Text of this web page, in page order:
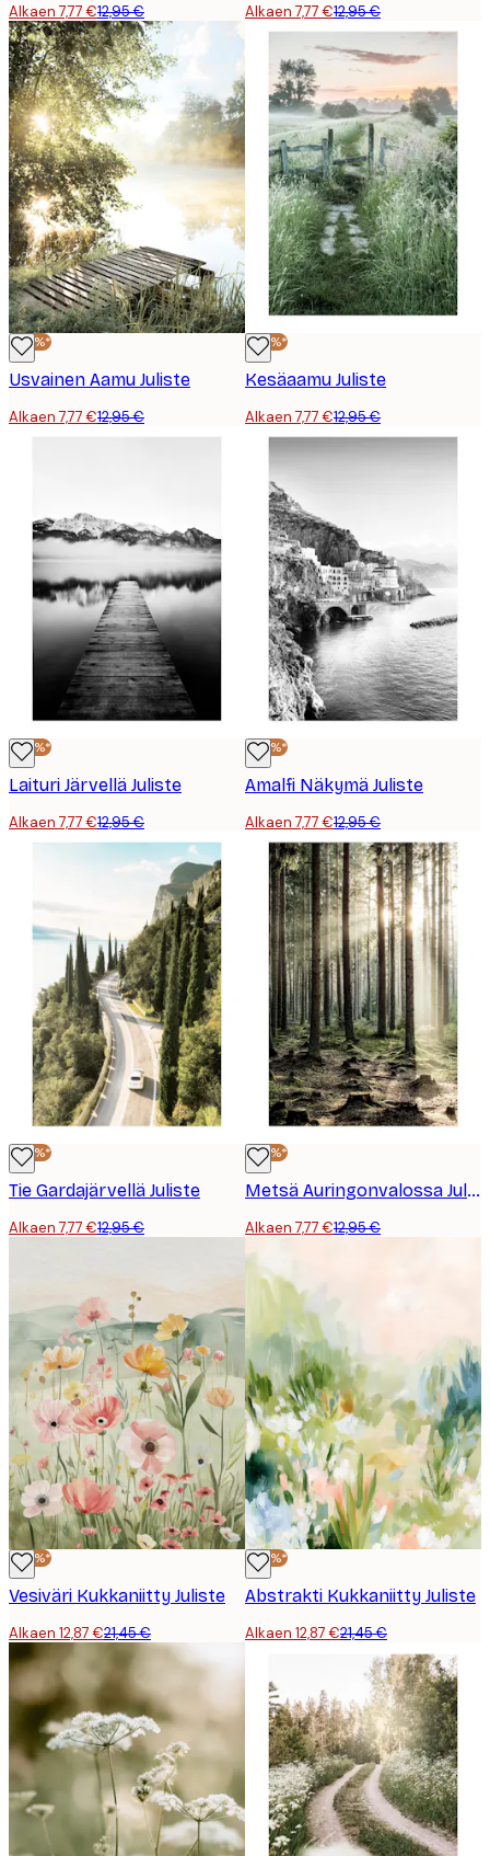
Alkaen 7,77 €12,95 € Alkaen 7,77 €12,95 €
-40%*
Usvainen Aamu Juliste
Alkaen 7,77 €12,95 €
-40%*
Kesäaamu Juliste
Alkaen 7,77 €12,95 €
-40%*
Laituri Järvellä Juliste
Alkaen 7,77 €12,95 €
-40%*
Amalfi Näkymä Juliste
Alkaen 7,77 €12,95 €
-40%*
Tie Gardajärvellä Juliste
Alkaen 7,77 €12,95 €
-40%*
Metsä Auringonvalossa Juliste
Alkaen 7,77 €12,95 €
-40%*
Vesiväri Kukkaniitty Juliste
Alkaen 12,87 €21,45 €
-40%*
Abstrakti Kukkaniitty Juliste
Alkaen 12,87 €21,45 €